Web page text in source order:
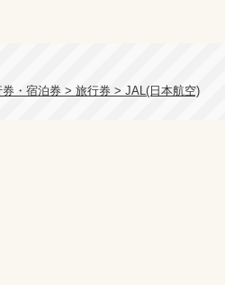
・宿泊券 > 旅行券 > JAL(日本航空)